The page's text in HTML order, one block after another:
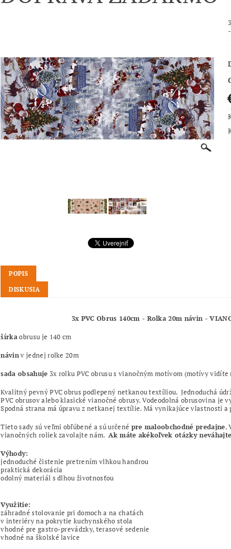
POPIS
DISKUSIA
3x PVC Obrus 140cm - Rolka 20m návin -
šírkaobrusu je 140 cm
návinv jednej rolke 20m
sada obsahuje 3x rolku PVC obrusu s vianočným motívom (motívy
Kvalitný pevný PVC obrus podlepený netkanou textíliou. Jednoduchá
PVC obrusov alebo klasické vianočné obrusy. Vodeodolná obrusovina je
Spodná strana má úpravu z netkanej textílie. Má vynikajúce vlastnosti
Tieto sady sú veľmi obľúbené a sú určené pre maloobchodné predajne.
vianočných roliek zavolajte nám.Ak máte akékoľvek otázky
Výhody:
jednoduché čistenie pretrením vlhkou handrou
praktická dekorácia
odolný materiál s dlhou životnosťou
Využitie:
záhradné stolovanie pri domoch a na chatách
v interiéry na pokrytie kuchynského stola
vhodné pre gastro-prevádzky, terasové sedenie
vhodné na školské lavice